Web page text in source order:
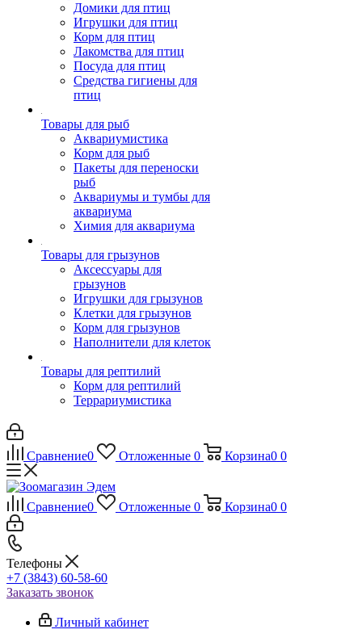
Домики для птиц
Игрушки для птиц
Корм для птиц
Лакомства для птиц
Посуда для птиц
Средства гигиены для
птиц
Товары для рыб
Аквариумистика
Корм для рыб
Пакеты для переноски
рыб
Аквариумы и тумбы для
аквариума
Химия для аквариума
Товары для грызунов
Аксессуары для
грызунов
Игрушки для грызунов
Клетки для грызунов
Корм для грызунов
Наполнители для клеток
Товары для рептилий
Корм для рептилий
Террариумистика
Сравнение0 Отложенные 0 Корзина0 0
Сравнение0 Отложенные 0 Корзина0 0
Телефоны
+7 (3843) 60-58-60
Заказать звонок
Личный кабинет